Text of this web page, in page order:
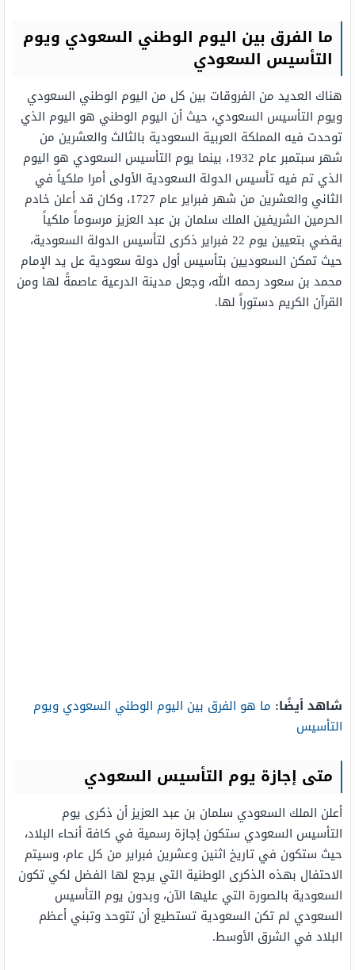
ما الفرق بين اليوم الوطني السعودي ويوم
التأسيس السعودي
هناك العديد من الفروقات بين كل من اليوم الوطني السعودي
ويوم التأسيس السعودي، حيث أن اليوم الوطني هو اليوم الذي
توحدت فيه المملكة العربية السعودية بالثالث والعشرين من
شهر سبتمبر عام 1932، بينما يوم التأسيس السعودي هو اليوم
الذي تم فيه تأسيس الدولة السعودية الأولى أمرا ملكياً في
الثاني والعشرين من شهر فبراير عام 1727، وكان قد أعلن خادم
الحرمين الشريفين الملك سلمان بن عبد العزيز مرسوماً ملكياً
يقضي بتعيين يوم 22 فبراير ذكرى لتأسيس الدولة السعودية،
حيث تمكن السعوديين بتأسيس أول دولة سعودية عل يد الإمام
محمد بن سعود رحمه الله، وجعل مدينة الدرعية عاصمةً لها ومن
القرآن الكريم دستوراً لها.
شاهد أيضًا: ما هو الفرق بين اليوم الوطني السعودي ويوم
التأسيس
متى إجازة يوم التأسيس السعودي
أعلن الملك السعودي سلمان بن عبد العزيز أن ذكرى يوم
التأسيس السعودي ستكون إجازة رسمية في كافة أنحاء البلاد،
حيث ستكون في تاريخ اثنين وعشرين فبراير من كل عام، وسيتم
الاحتفال بهذه الذكرى الوطنية التي يرجع لها الفضل لكي تكون
السعودية بالصورة التي عليها الآن، وبدون يوم التأسيس
السعودي لم تكن السعودية تستطيع أن تتوحد وتبني أعظم
البلاد في الشرق الأوسط.